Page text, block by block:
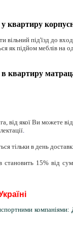
квартиру
вільний під'їзд до
як підйом меблів на
в квартиру
від якої Ви можете
.
тільки в день
становить 15% від
компаніями: